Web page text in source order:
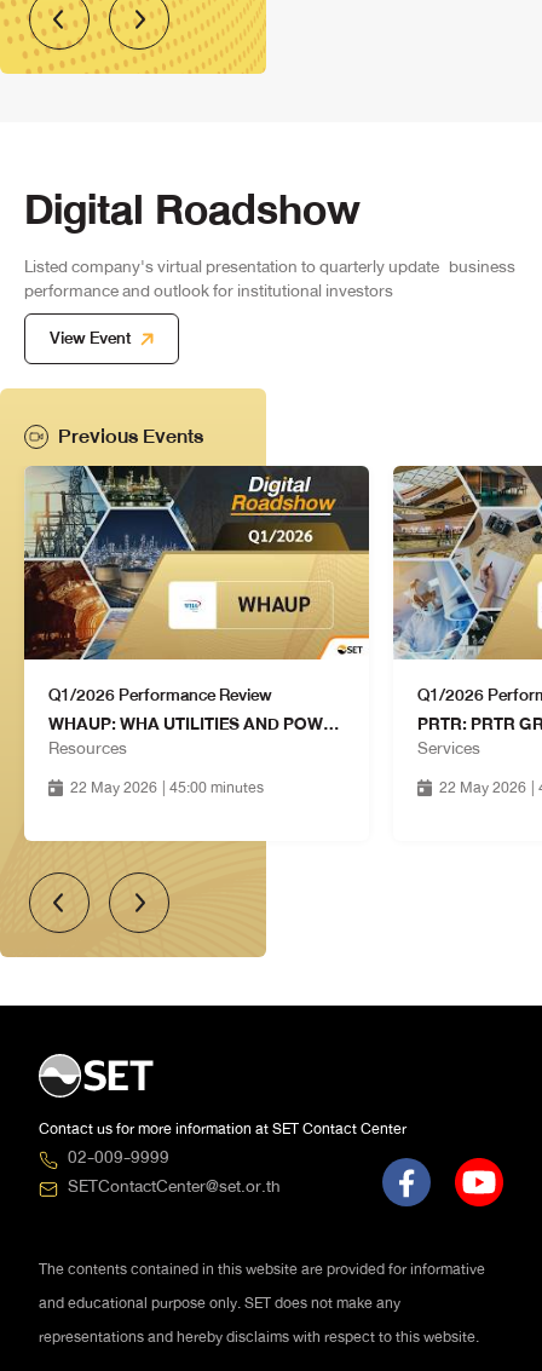
Digital Roadshow
Listed company's virtual presentation to quarterly update business
performance and outlook for institutional investors
View Event
Previous Events
Q1/2026 Performance Review
WHAUP: WHA UTILITIES AND POWER PUBLIC COMPANY LIMITED
Resources
22 May 2026 | 45:00 minutes
Q1/2026
Services
22 May 2026 |
Contact us for more information at SET Contact Center
02-009-9999
SETContactCenter@set.or.th
The contents contained in this website are provided for informative
and educational purpose only. SET does not make any
representations and hereby disclaims with respect to this website.